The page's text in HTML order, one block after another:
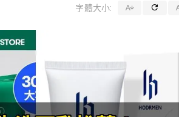
字體大小: